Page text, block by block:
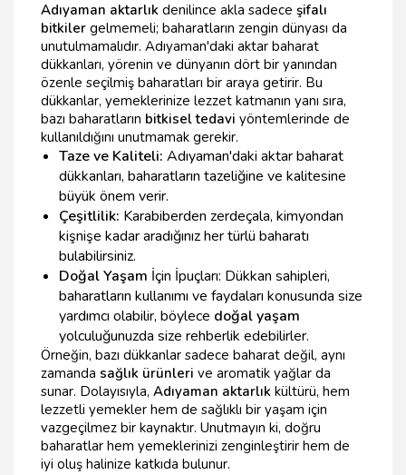
Adıyaman aktarlık denilince akla sadece şifalı
bitkiler gelmemeli; baharatların zengin dünyası da
unutulmamalıdır. Adıyaman'daki aktar baharat
dükkanları, yörenin ve dünyanın dört bir yanından
özenle seçilmiş baharatları bir araya getirir. Bu
dükkanlar, yemeklerinize lezzet katmanın yanı sıra,
bazı baharatların bitkisel tedavi yöntemlerinde de
kullanıldığını unutmamak gerekir.
Taze ve Kaliteli: Adıyaman'daki aktar baharat
dükkanları, baharatların tazeliğine ve kalitesine
büyük önem verir.
Çeşitlilik: Karabiberden zerdeçala, kimyondan
kişnişe kadar aradığınız her türlü baharatı
bulabilirsiniz.
Doğal Yaşam İçin İpuçları: Dükkan sahipleri,
baharatların kullanımı ve faydaları konusunda size
yardımcı olabilir, böylece doğal yaşam
yolculuğunuzda size rehberlik edebilirler.
Örneğin, bazı dükkanlar sadece baharat değil, aynı
zamanda sağlık ürünleri ve aromatik yağlar da
sunar. Dolayısıyla, Adıyaman aktarlık kültürü, hem
lezzetli yemekler hem de sağlıklı bir yaşam için
vazgeçilmez bir kaynaktır. Unutmayın ki, doğru
baharatlar hem yemeklerinizi zenginleştirir hem de
iyi oluş halinize katkıda bulunur.